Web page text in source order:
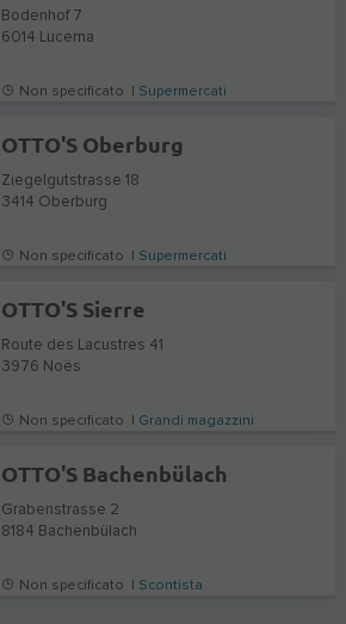
Bodenhof 7
6014
Lucerna
Non specificato | Supermercati
OTTO'S Oberburg
Ziegelgutstrasse 18
3414 Oberburg
Non specificato | Supermercati
OTTO'S Sierre
Route des Lacustres 41
3976 Noës
Non specificato | Grandi magazzini
OTTO'S Bachenbülach
Grabenstrasse 2
8184 Bachenbülach
Non specificato | Scontista